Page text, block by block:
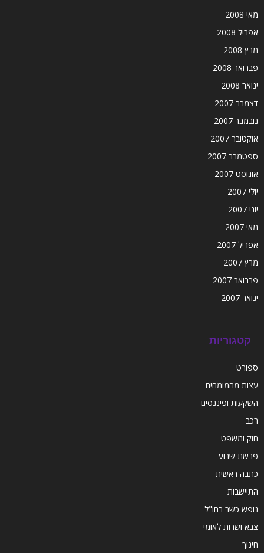
מאי 2008
אפריל 2008
מרץ 2008
פברואר 2008
ינואר 2008
דצמבר 2007
נובמבר 2007
אוקטובר 2007
ספטמבר 2007
אוגוסט 2007
יולי 2007
יוני 2007
מאי 2007
אפריל 2007
מרץ 2007
פברואר 2007
ינואר 2007
קטגוריות
ספורט
עצות מהמומחים
השקעות ופיננסים
רכב
חוק ומשפט
פרשת שבוע
כתבה ראשית
התיישבות
נופש כשר בחו"ל
צבא ושרות לאומי
חינוך